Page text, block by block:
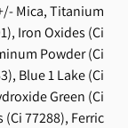
Mica, Titanium
Iron Oxides (Ci
Powder (Ci
Blue 1 Lake (Ci
Green (Ci
77288), Ferric